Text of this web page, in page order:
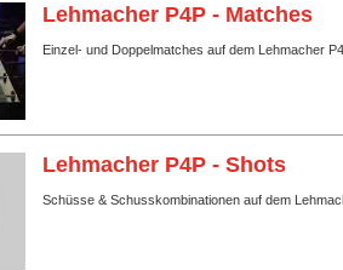
Lehmacher P4P - Matches
Einzel- und Doppelmatches auf dem Lehmacher
Lehmacher P4P - Shots
Schüsse & Schusskombinationen auf dem